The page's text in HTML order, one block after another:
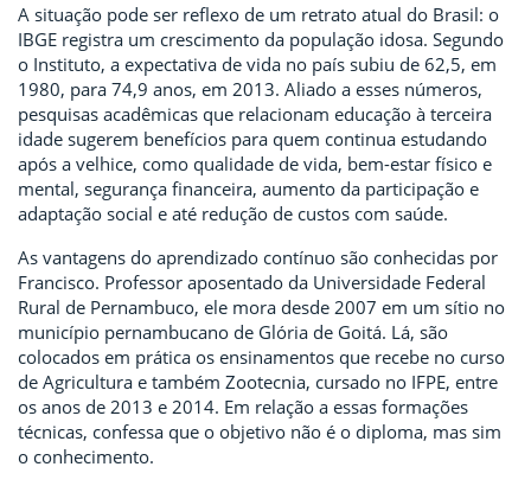
A situação pode ser reflexo de um retrato atual do Brasil: o
IBGE registra um crescimento da população idosa. Segundo
o Instituto, a expectativa de vida no país subiu de 62,5, em
1980, para 74,9 anos, em 2013. Aliado a esses números,
pesquisas acadêmicas que relacionam educação à terceira
idade sugerem benefícios para quem continua estudando
após a velhice, como qualidade de vida, bem-estar físico e
mental, segurança financeira, aumento da participação e
adaptação social e até redução de custos com saúde.
As vantagens do aprendizado contínuo são conhecidas por
Francisco. Professor aposentado da Universidade Federal
Rural de Pernambuco, ele mora desde 2007 em um sítio no
município pernambucano de Glória de Goitá. Lá, são
colocados em prática os ensinamentos que recebe no curso
de Agricultura e também Zootecnia, cursado no IFPE, entre
os anos de 2013 e 2014. Em relação a essas formações
técnicas, confessa que o objetivo não é o diploma, mas sim
o conhecimento.